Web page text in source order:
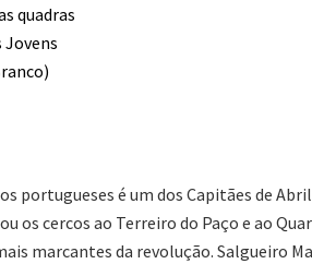
portugueses é um dos Capitães de
os cercos ao Terreiro do Paço e ao
marcantes da revolução. Salgueiro